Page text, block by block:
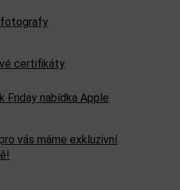
fotografy
certifikáty
Friday nabídka Apple
vás máme exkluzivní